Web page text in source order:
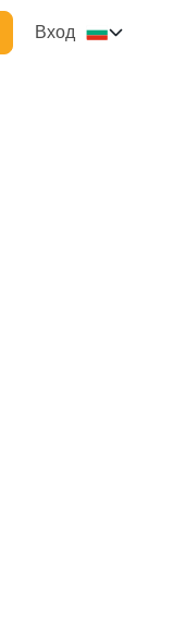
Вход